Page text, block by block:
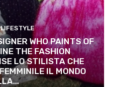
WHO PAINTS OF
THE FASHION
LO STILISTA CHE
IL MONDO